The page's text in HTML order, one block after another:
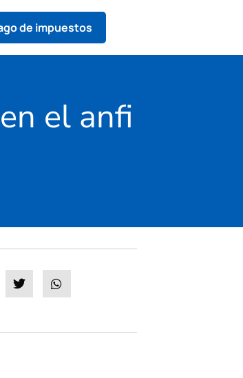
de impuestos
el anfi